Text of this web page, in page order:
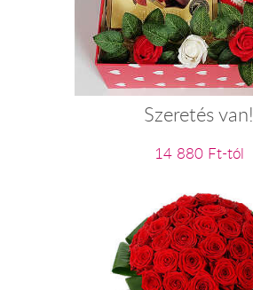
Szeretés van!
14 880 Ft-tól